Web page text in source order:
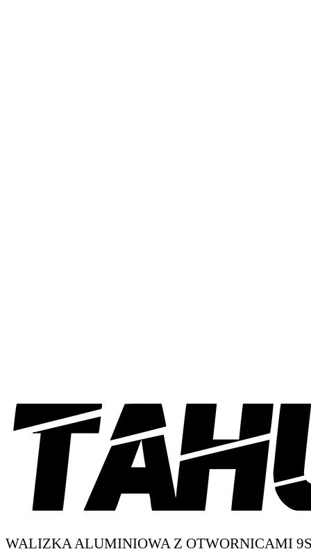
WALIZKA ALUMINIOWA Z OTWORNICAMI